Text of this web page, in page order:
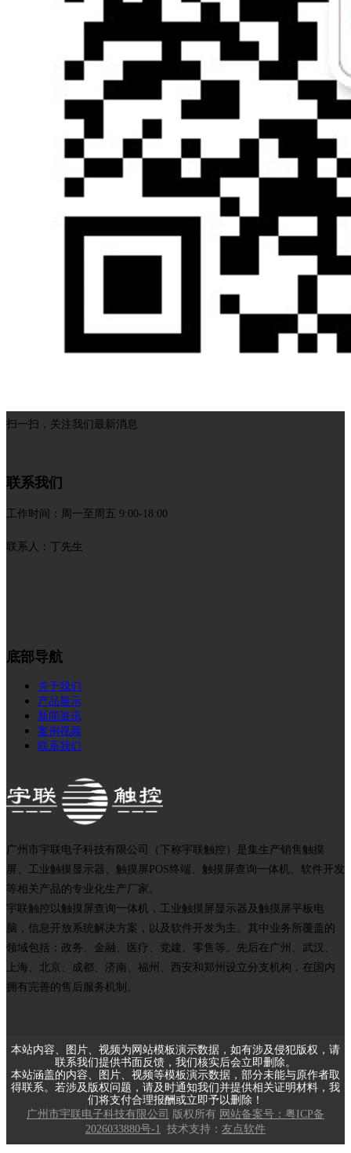
扫一扫，关注我们最新消息
联系我们
工作时间：周一至周五 9:00-18:00
联系人：丁先生
底部导航
关于我们
产品展示
新闻资讯
案例视频
联系我们
广州市宇联电子科技有限公司（下称宇联触控）是集生产销售触摸
屏、工业触摸显示器、触摸屏POS终端、触摸屏查询一体机、软件开发
等相关产品的专业化生产厂家。
宇联触控以触摸屏查询一体机，工业触摸屏显示器及触摸屏平板电
脑，信息开放系统解决方案，以及软件开发为主。其中业务所覆盖的
领域包括：政务、金融、医疗、党建、零售等。先后在广州、武汉、
上海、北京、成都、济南、福州、西安和郑州设立分支机构，在国内
拥有完善的售后服务机制。
本站内容、图片、视频为网站模板演示数据，如有涉及侵犯版权，请
联系我们提供书面反馈，我们核实后会立即删除。
本站涵盖的内容、图片、视频等模板演示数据，部分未能与原作者取
得联系。若涉及版权问题，请及时通知我们并提供相关证明材料，我
们将支付合理报酬或立即予以删除！
广州市宇联电子科技有限公司 版权所有 网站备案号：粤ICP备
2026033880号-1
技术支持： 友点软件